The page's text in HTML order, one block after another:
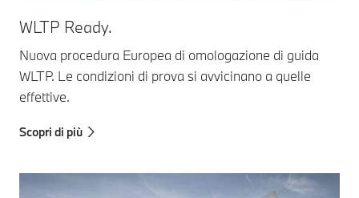
WLTP Ready.
Nuova procedura Europea di omologazione di guida
WLTP. Le condizioni di prova si avvicinano a quelle
effettive.
Scopri di più